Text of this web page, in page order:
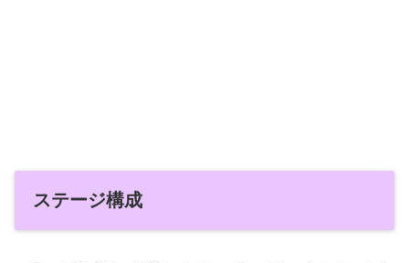
ステージ構成